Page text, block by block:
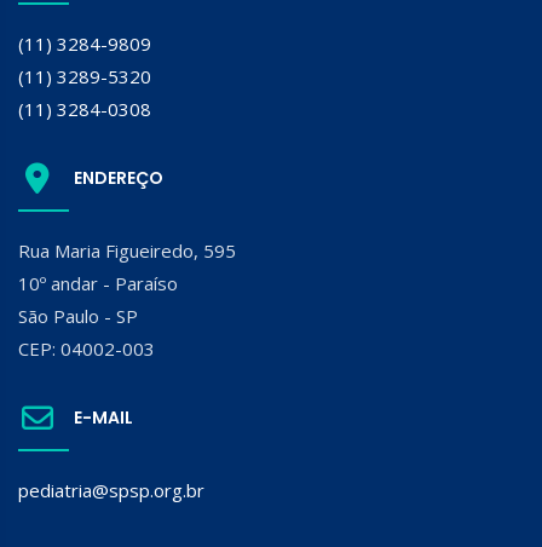
(11) 3284-9809
(11) 3289-5320
(11) 3284-0308
ENDEREÇO
Rua Maria Figueiredo, 595
10º andar - Paraíso
São Paulo - SP
CEP: 04002-003
E-MAIL
pediatria@spsp.org.br